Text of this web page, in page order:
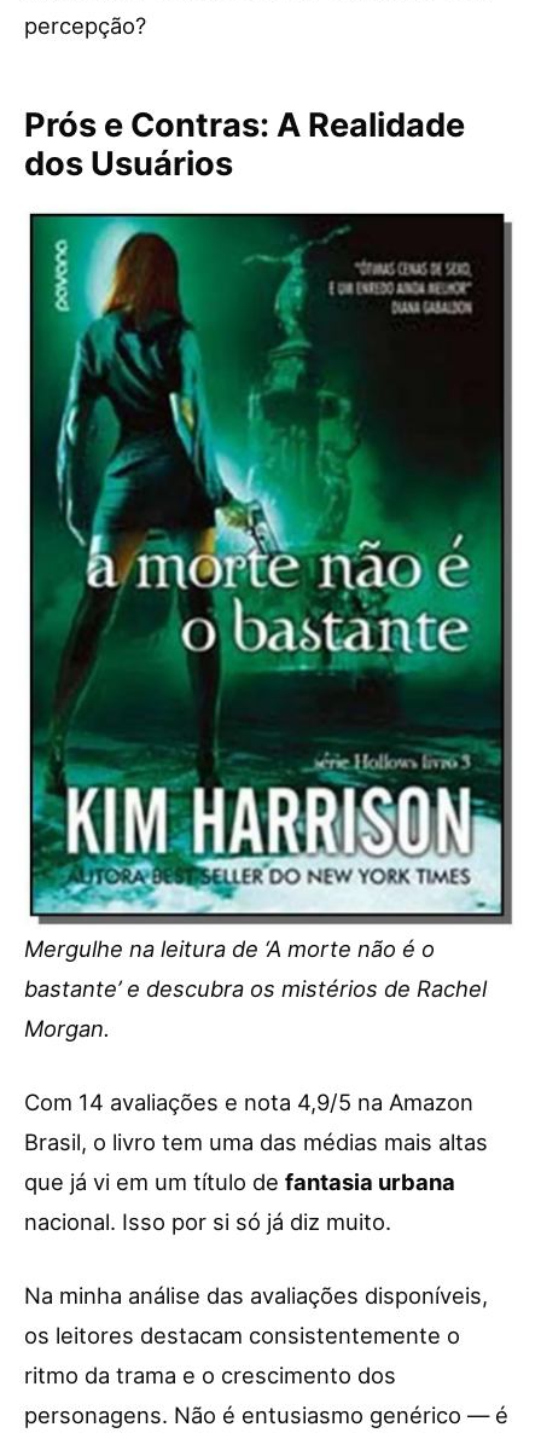
percepção?
Prós e Contras: A Realidade
dos Usuários
Mergulhe na leitura de ‘A morte não é o
bastante’ e descubra os mistérios de Rachel
Morgan.
Com 14 avaliações e nota 4,9/5 na Amazon
Brasil, o livro tem uma das médias mais altas
que já vi em um título de fantasia urbana
nacional. Isso por si só já diz muito.
Na minha análise das avaliações disponíveis,
os leitores destacam consistentemente o
ritmo da trama e o crescimento dos
personagens. Não é entusiasmo genérico — é